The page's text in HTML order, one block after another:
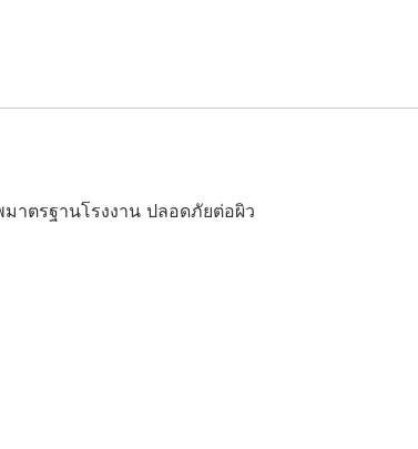
าตรฐานโรงงาน ปลอดภัยต่อผิว